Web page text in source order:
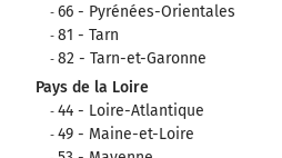
66 - Pyrénées-Orientales
81 - Tarn
82 - Tarn-et-Garonne
Pays de la Loire
44 - Loire-Atlantique
49 - Maine-et-Loire